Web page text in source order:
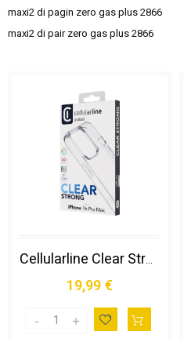
maxi2 di pagin zero gas plus2866
maxi2 di pair zero gas plus2866
Cellularline Clear Strong - Iphone 16 Pro Max
19,99 €